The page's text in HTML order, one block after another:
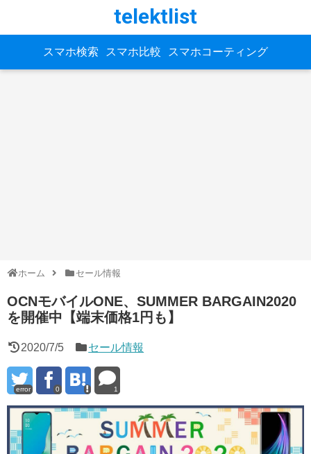
telektlist
スマホ検索 スマホ比較 スマホコーティング
ホーム セール情報
OCNモバイルONE、SUMMER BARGAIN2020
を開催中【端末価格1円も】
2020/7/5 セール情報
error 0 1